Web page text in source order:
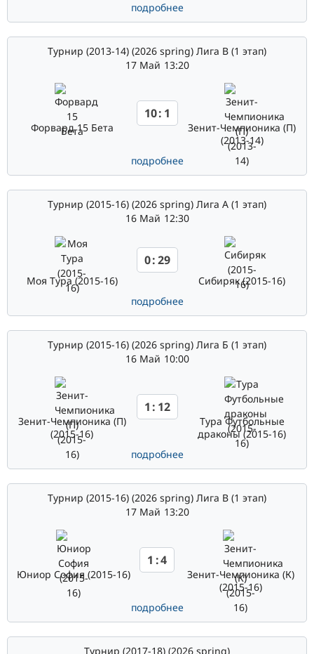
подробнее
Турнир (2013-14) (2026 spring) Лига В (1 этап)
17 Май 13:20
Форвард 15 Бета
10: 1
Зенит-Чемпионика (П)
(2013-14)
подробнее
Турнир (2015-16) (2026 spring) Лига А (1 этап)
16 Май 12:30
Моя Тура (2015-16)
0:29
Сибиряк (2015-16)
подробнее
Турнир (2015-16) (2026 spring) Лига Б (1 этап)
16 Май 10:00
Зенит-Чемпионика (П)
(2015-16)
1 : 12
Тура Футбольные
драконы (2015-16)
подробнее
Турнир (2015-16) (2026 spring) Лига В (1 этап)
17 Май 13:20
Юниор София (2015-16)
1 :4
Зенит-Чемпионика (К)
(2015-16)
подробнее
Турнир (2017-18) (2026 spring)